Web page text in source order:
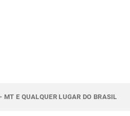
MT E QUALQUER LUGAR DO BRASIL